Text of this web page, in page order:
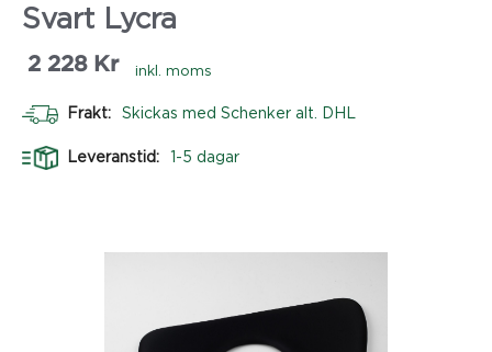
Svart Lycra
2 228 Kr inkl. moms
Frakt: Skickas med Schenker alt. DHL
Leveranstid: 1-5 dagar